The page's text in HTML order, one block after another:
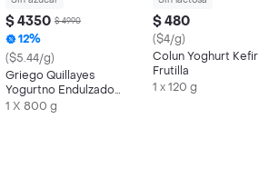
$ 4350 $ 4990
12%
($5.44/g)
Griego Quillayes
Yogurtno Endulzado
Sin Lactosa Protein
1 X 800 g
$ 480
($4/g)
Colun Yoghurt Kefir
Frutilla
1 x 120 g